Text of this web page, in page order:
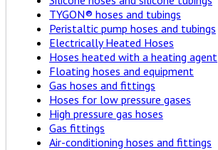
TYGON® hoses and tubings
Peristaltic pump hoses and tubings
Electrically Heated Hoses
Hoses heated with a heating agent
Floating hoses and equipment
Gas hoses and fittings
Hoses for low pressure gases
High pressure gas hoses
Gas fittings
Air-conditioning hoses and fittings